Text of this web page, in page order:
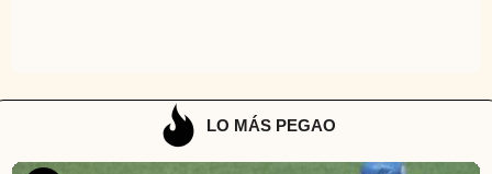
LO MÁS PEGAO